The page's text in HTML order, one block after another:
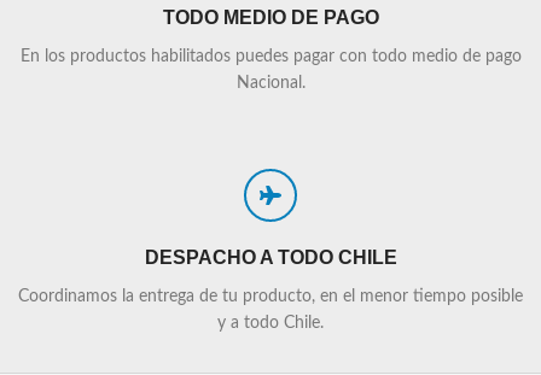
TODO MEDIO DE PAGO
En los productos habilitados puedes pagar con todo medio de pago
Nacional.
DESPACHO A TODO CHILE
Coordinamos la entrega de tu producto, en el menor tiempo posible
y a todo Chile.